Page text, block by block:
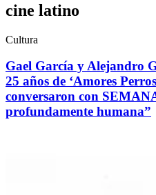
cine latino
Cultura
Gael García y Alejandro
25 años de ‘Amores
conversaron con
profundamente humana”